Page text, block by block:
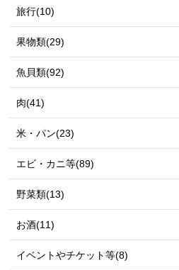
旅行(10)
果物類(29)
魚貝類(92)
肉(41)
米・パン(23)
エビ・カニ等(89)
野菜類(13)
お酒(11)
イベントやチケット等(8)